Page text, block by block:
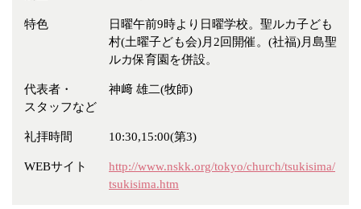
教団教派 宿泊・研修施設
お店・企業・その他
フリーワード
特色
日曜午前9時より日曜学校。聖ルカ子ども
村(土曜子ども会)月2回開催。(社福)月島聖
ルカ保育園を併設。
代表者・
スタッフなど
神﨑 雄二(牧師)
礼拝時間 10:30,15:00(第3)
WEBサイト
http://www.nskk.org/tokyo/church/tsukisima/
tsukisima.htm